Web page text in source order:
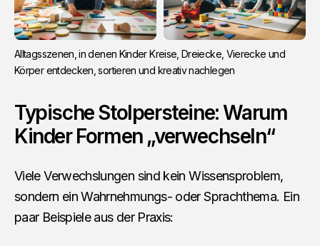
Alltagsszenen, in denen Kinder Kreise, Dreiecke, Vierecke und
Körper entdecken, sortieren und kreativ nachlegen
Typische Stolpersteine: Warum
Kinder Formen „verwechseln“
Viele Verwechslungen sind kein Wissensproblem,
sondern ein Wahrnehmungs- oder Sprachthema. Ein
paar Beispiele aus der Praxis: